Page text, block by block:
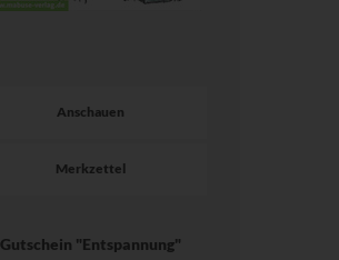
Anschauen
Merkzettel
Gutschein "Entspannung"